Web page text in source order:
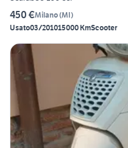
450 €Milano(MI)
Usato03/201015000 KmScooter